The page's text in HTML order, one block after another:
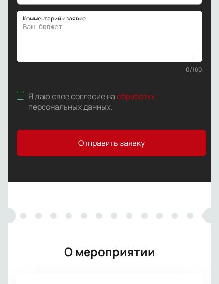
Комментарий к заявке
0/100
Я даю свое согласие наобработку
персональных данных.
Отправить заявку
О мероприятии